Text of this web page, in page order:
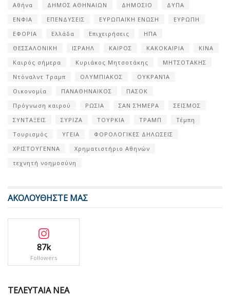
Αθήνα
ΔΗΜΟΣ ΑΘΗΝΑΙΩΝ ΔΗΜΟΣΙΟ
ΔΥΠΑ
ΕΝΦΙΑ
ΕΠΕΝΔΥΣΕΙΣ ΕΥΡΩΠΑΪΚΗ ΕΝΩΣΗ
ΕΥΡΩΠΗ
ΕΦΟΡΙΑ
Ελλάδα Επιχειρήσεις
ΗΠΑ
ΘΕΣΣΑΛΟΝΙΚΗ
ΙΣΡΑΗΛ ΚΑΙΡΟΣ ΚΑΚΟΚΑΙΡΙΑ
ΚΙΝΑ
Καιρός σήμερα
Κυριάκος Μητσοτάκης
ΜΗΤΣΟΤΑΚΗΣ
Ντόναλντ Τραμπ
ΟΛΥΜΠΙΑΚΟΣ
ΟΥΚΡΑΝΊΑ
Οικονομία
ΠΑΝΑΘΗΝΑΙΚΟΣ
ΠΑΣΟΚ
Πρόγνωση καιρού
ΡΩΣΙΑ ΣΑΝ ΣΉΜΕΡΑ
ΣΕΙΣΜΟΣ
ΣΥΝΤΑΞΕΙΣ
ΣΥΡΙΖΑ ΤΟΥΡΚΙΑ ΤΡΑΜΠ
Τέμπη
Τουρισμός
ΥΓΕΙΑ
ΦΟΡΟΛΟΓΙΚΕΣ ΔΗΛΩΣΕΙΣ
ΧΡΙΣΤΟΥΓΕΝΝΑ
Χρηματιστήριο Αθηνών
τεχνητή νοημοσύνη
ΑΚΟΛΟΥΘΗΣΤΕ ΜΑΣ
87k
Followers
ΤΕΛΕΥΤΑΙΑ ΝΕΑ